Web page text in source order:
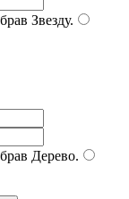
Звезду.
Дерево.